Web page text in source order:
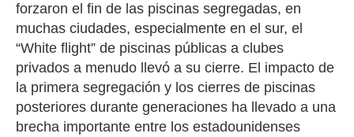
forzaron el fin de las piscinas segregadas, en
muchas ciudades, especialmente en el sur, el
“White flight” de piscinas públicas a clubes
privados a menudo llevó a su cierre. El impacto de
la primera segregación y los cierres de piscinas
posteriores durante generaciones ha llevado a una
brecha importante entre los estadounidenses